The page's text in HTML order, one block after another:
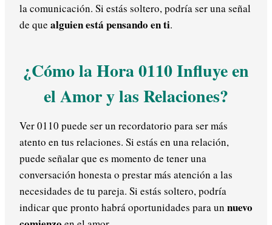
la comunicación. Si estás soltero, podría ser una señal
de que alguien está pensando en ti.
¿Cómo la Hora 0110 Influye en
el Amor y las Relaciones?
Ver 0110 puede ser un recordatorio para ser más
atento en tus relaciones. Si estás en una relación,
puede señalar que es momento de tener una
conversación honesta o prestar más atención a las
necesidades de tu pareja. Si estás soltero, podría
indicar que pronto habrá oportunidades para un nuevo